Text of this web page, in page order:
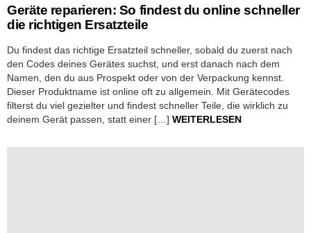
Geräte reparieren: So findest du online schneller
die richtigen Ersatzteile
Du findest das richtige Ersatzteil schneller, sobald du zuerst nach
den Codes deines Gerätes suchst, und erst danach nach dem
Namen, den du aus Prospekt oder von der Verpackung kennst.
Dieser Produktname ist online oft zu allgemein. Mit Gerätecodes
filterst du viel gezielter und findest schneller Teile, die wirklich zu
deinem Gerät passen, statt einer […] WEITERLESEN